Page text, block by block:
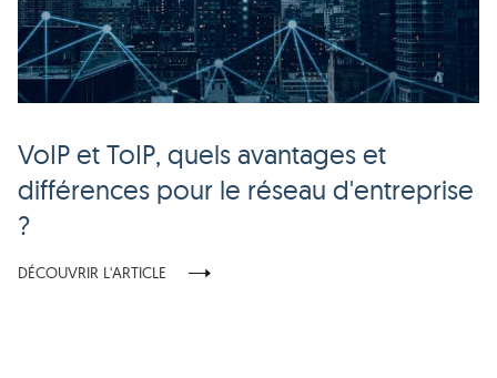
VoIP et ToIP, quels avantages et
différences pour le réseau d'entreprise
?
DÉCOUVRIR L'ARTICLE